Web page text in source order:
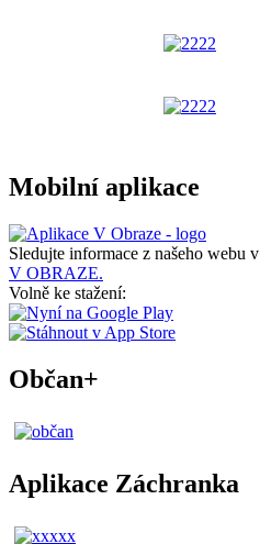
Mobilní aplikace
Sledujte informace z našeho webu v
V OBRAZE.
Volně ke stažení:
Občan+
Aplikace Záchranka